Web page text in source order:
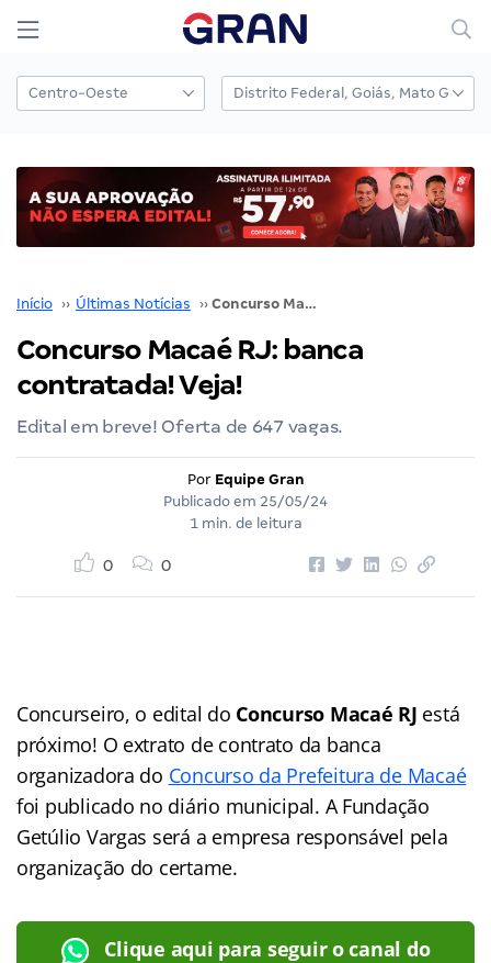
Início ›› Últimas Notícias ›› Concurso Macaé RJ: banca contratada! Veja!
Concurso Macaé RJ: banca
contratada! Veja!
Edital em breve! Oferta de 647 vagas.
Por Equipe Gran
Publicado em 25/05/24
1 min. de leitura
0 0
Concurseiro, o edital do Concurso Macaé RJ está
próximo! O extrato de contrato da banca
organizadora do Concurso da Prefeitura de Macaé
foi publicado no diário municipal. A Fundação
Getúlio Vargas será a empresa responsável pela
organização do certame.
Clique aqui para seguir o canal do